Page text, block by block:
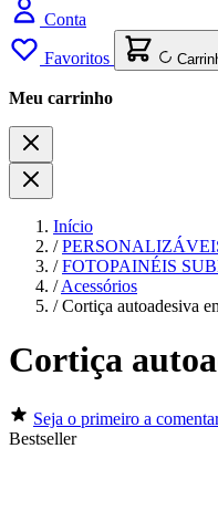
Conta
Favoritos
Meu carrinho
Início
/
/ FOTOPAINÉIS
/ Acessórios
/ Cortiça autoadesiva
Cortiça
Seja o primeiro a
Bestseller